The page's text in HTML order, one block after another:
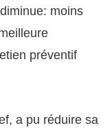
moins
préventif
a pu réduire sa